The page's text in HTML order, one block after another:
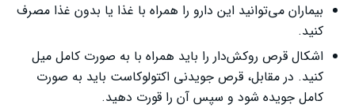
بیماران می‌توانید این دارو را همراه با غذا یا بدون غذا مصرف
کنید.
اشکال قرص روکش‌دار را باید همراه با به صورت کامل میل
کنید. در مقابل، قرص جویدنی اکتولوکاست باید به صورت
کامل جویده شود و سپس آن را قورت دهید.